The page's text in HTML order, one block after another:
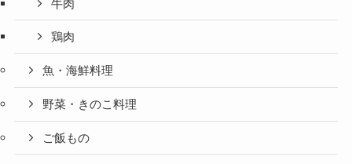
牛肉
鶏肉
魚・海鮮料理
野菜・きのこ料理
ご飯もの